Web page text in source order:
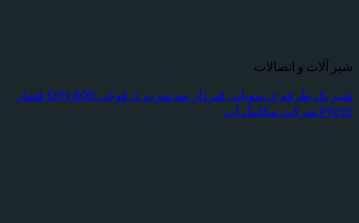
شیر آلات و اتصالات
شیر یک طرفه ی سوپاپی فنردار ضدضربه ی قوچی DIN 800 فشار
PN10 شرکت مکانیک آب